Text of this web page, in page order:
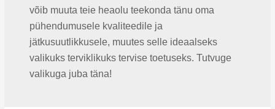
võib muuta teie heaolu teekonda tänu oma
pühendumusele kvaliteedile ja
jätkusuutlikkusele, muutes selle ideaalseks
valikuks terviklikuks tervise toetuseks. Tutvuge
valikuga juba täna!